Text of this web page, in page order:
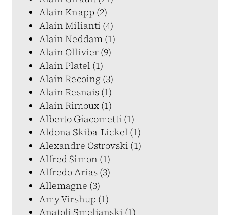
Alain Knapp (2)
Alain Milianti (4)
Alain Neddam (1)
Alain Ollivier (9)
Alain Platel (1)
Alain Recoing (3)
Alain Resnais (1)
Alain Rimoux (1)
Alberto Giacometti (1)
Aldona Skiba-Lickel (1)
Alexandre Ostrovski (1)
Alfred Simon (1)
Alfredo Arias (3)
Allemagne (3)
Amy Virshup (1)
Anatoli Smelianski (1)